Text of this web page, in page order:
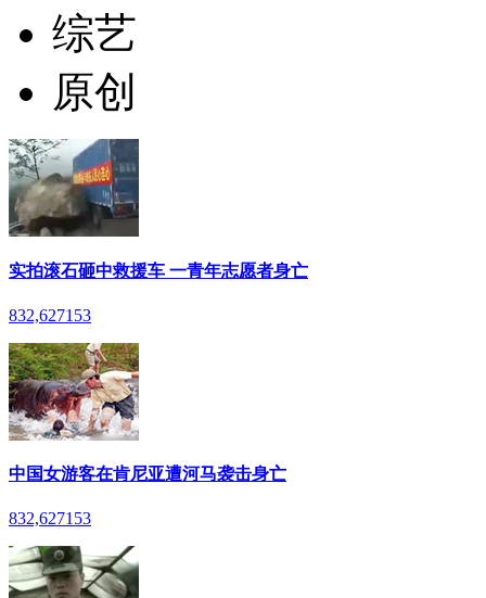
综艺
原创
实拍滚石砸中救援车 一青年志愿者身亡
832,627153
中国女游客在肯尼亚遭河马袭击身亡
832,627153